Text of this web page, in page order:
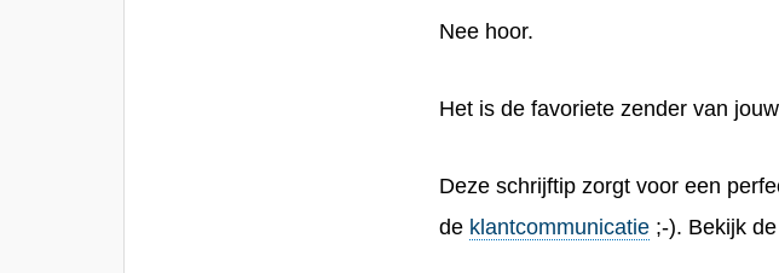
Nee hoor.
Het is de favoriete zender van
Deze schrijftip zorgt voor een
de klantcommunicatie ;-). Bekijk